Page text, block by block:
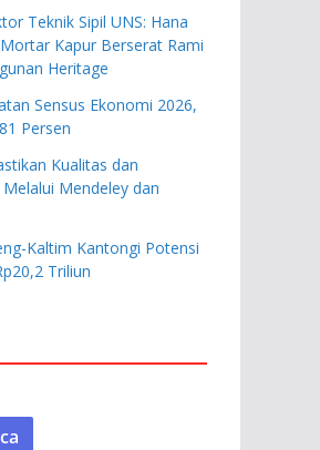
Teknik Sipil UNS: Hana
Kapur Berserat Rami
Heritage
Sensus Ekonomi 2026,
Persen
Kualitas dan
Mendeley dan
Kaltim Kantongi Potensi
Triliun